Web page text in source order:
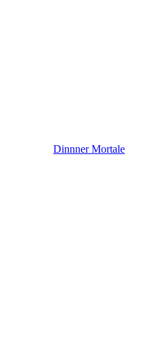
Dinnner Mortale